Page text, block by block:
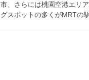
市、さらには桃園空港エリ
グスポットの多くがMRTの